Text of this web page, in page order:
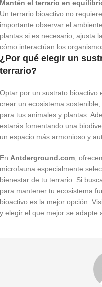
Mantén el terrario en
Un terrario bioactivo no
importante observar el
plantas si es necesario, ajusta
cómo interactúan los
¿Por qué elegir un
terrario?
Optar por un sustrato bioactivo
crear un ecosistema
para tus animales y plantas.
estarás fomentando una
un espacio más armonioso y
En Antderground.com,
microfauna especialmente
bienestar de tu terrario. Si
para mantener tu ecosistema
bioactivo es la mejor opción.
y elegir el que mejor se adapte